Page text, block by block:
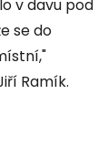
v davu pod
se do
Ramík.